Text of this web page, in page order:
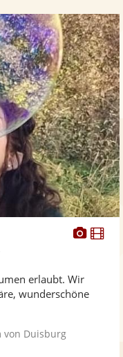
erlaubt. Wir
wunderschöne
von Duisburg